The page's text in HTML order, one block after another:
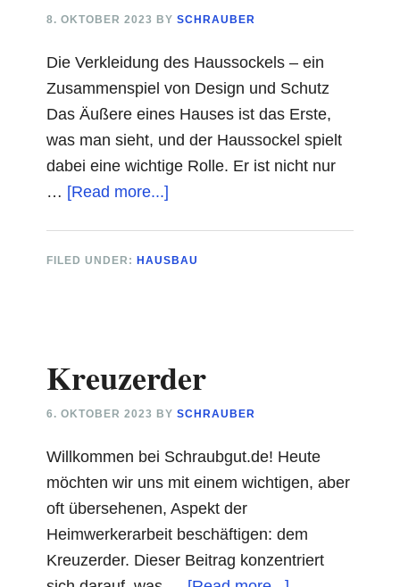
8. OKTOBER 2023 BYSCHRAUBER
Die Verkleidung des Haussockels – ein
Zusammenspiel von Design und Schutz
Das Äußere eines Hauses ist das Erste,
was man sieht, und der Haussockel spielt
dabei eine wichtige Rolle. Er ist nicht nur
… [Read more...]
FILED UNDER: HAUSBAU
Kreuzerder
6. OKTOBER 2023 BYSCHRAUBER
Willkommen bei Schraubgut.de! Heute
möchten wir uns mit einem wichtigen, aber
oft übersehenen, Aspekt der
Heimwerkerarbeit beschäftigen: dem
Kreuzerder. Dieser Beitrag konzentriert